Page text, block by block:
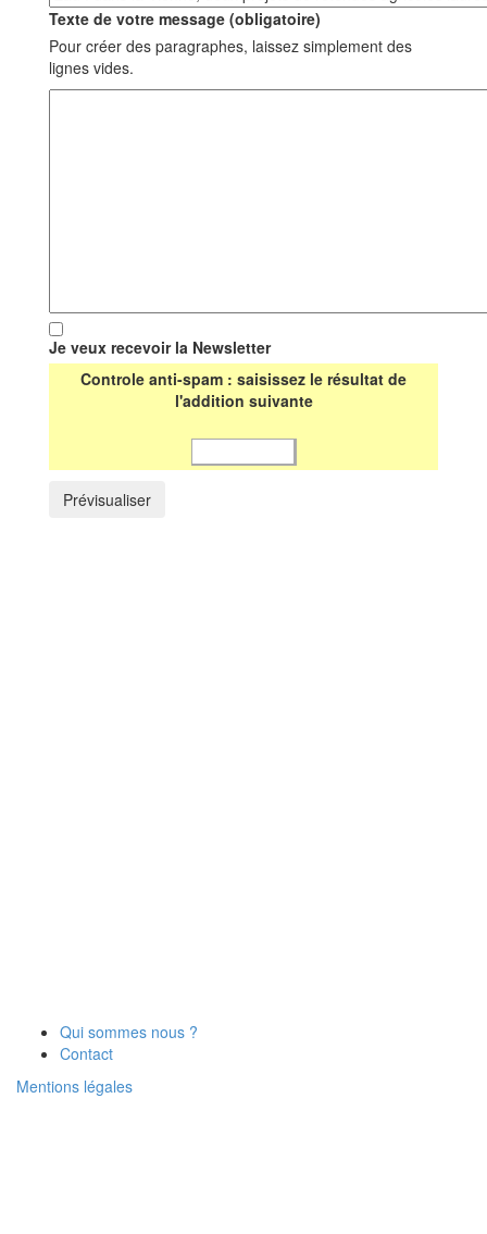
Texte de votre message (obligatoire)
Pour créer des paragraphes, laissez simplement des
lignes vides.
Je veux recevoir la Newsletter
Controle anti-spam : saisissez le résultat de
l'addition suivante
Qui sommes nous ?
Contact
Mentions légales